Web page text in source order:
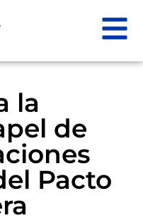
la
de
Pacto